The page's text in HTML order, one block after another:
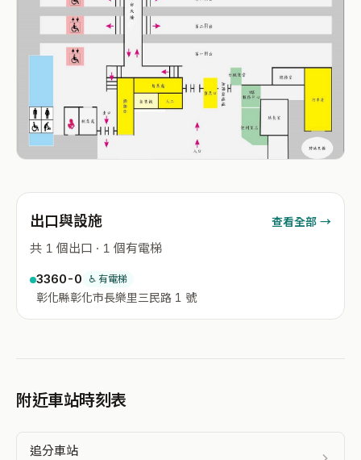
出口與設施 查看全部 →
共 1 個出口 · 1 個有電梯
3360-0
♿ 有電梯
彰化縣彰化市長樂里三民路 1 號
附近車站時刻表
追分車站